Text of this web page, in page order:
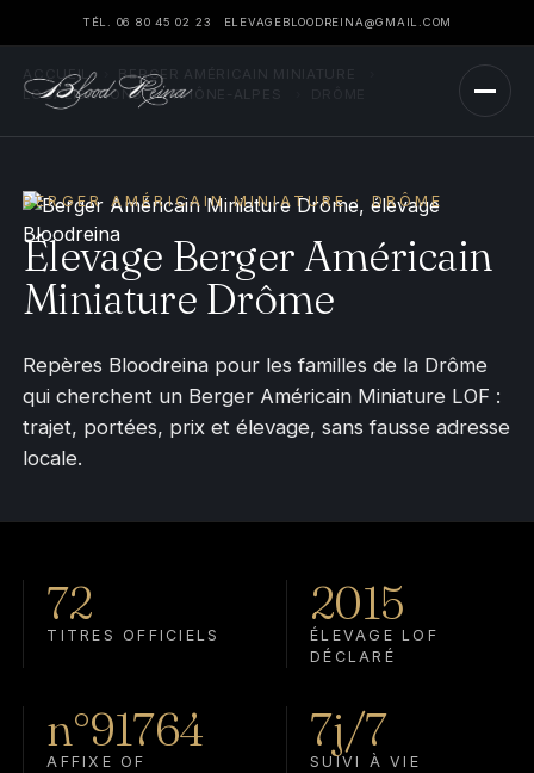
TÉL. 06 80 45 02 23 ELEVAGEBLOODREINA@GMAIL.COM
ACCUEIL BERGER AMÉRICAIN MINIATURE
LOCALISATIONS
› RHÔNE-ALPES
BERGER AMÉRICAIN MINIATURE · DRÔME
Élevage Berger Américain
Miniature Drôme
Repères Bloodreina pour les familles de la Drôme
qui cherchent un Berger Américain Miniature LOF :
trajet, portées, prix et élevage, sans fausse adresse
locale.
72
TITRES OFFICIELS
2015
ÉLEVAGE LOF
DÉCLARÉ
n°91764
AFFIXE OF
7j/7
SUIVI À VIE